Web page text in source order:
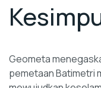
Geometa
pemetaan Batimetri